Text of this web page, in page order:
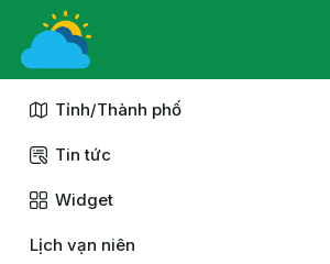
Chuyển
nội
Tỉnh/Thành phố
Tin tức
Widget
Lịch vạn niên